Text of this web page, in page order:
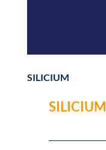
SILICIUM
SILICIUM